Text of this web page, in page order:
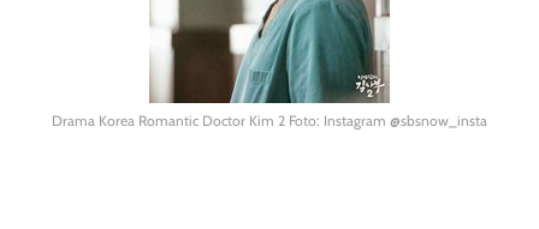
Drama Korea Romantic Doctor Kim 2 Foto: Instagram @sbsnow_insta